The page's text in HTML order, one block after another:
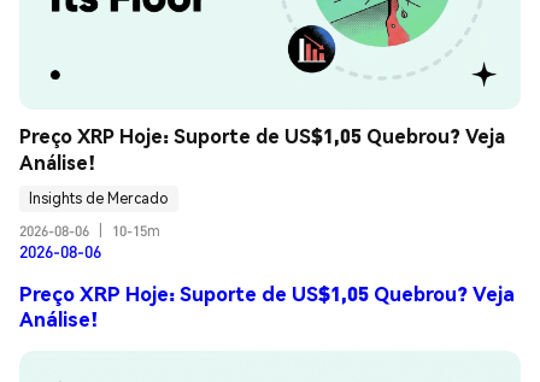
Preço XRP Hoje: Suporte de US$1,05 Quebrou? Veja
Análise!
Insights de Mercado
2026-08-06
10-15m
2026-08-06
Preço XRP Hoje: Suporte de US$1,05 Quebrou? Veja
Análise!